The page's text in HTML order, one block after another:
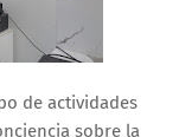
de actividades
sobre la